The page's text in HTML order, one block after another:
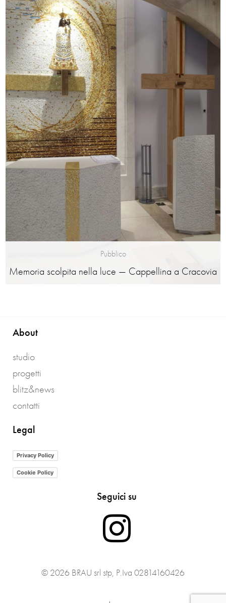
Pubblico
Memoria scolpita nella luce — Cappellina a Cracovia
About
studio
progetti
blitz&news
contatti
Legal
Privacy Policy
Cookie Policy
Seguici su
I
n
© 2026 BRAU srl stp, P.Iva 02814160426